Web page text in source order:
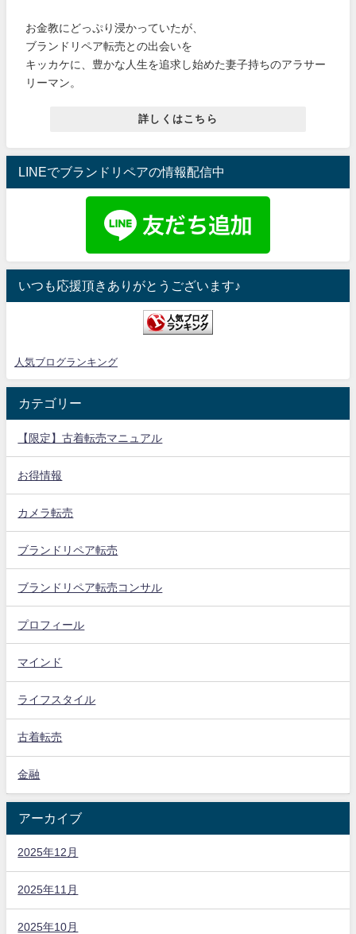
お金教にどっぷり浸かっていたが、
ブランドリペア転売との出会いを
キッカケに、豊かな人生を追求し始めた妻子持ちのアラサー
リーマン。
詳しくはこちら
LINEでブランドリペアの情報配信中
いつも応援頂きありがとうございます♪
人気ブログランキング
カテゴリー
【限定】古着転売マニュアル
お得情報
カメラ転売
ブランドリペア転売
ブランドリペア転売コンサル
プロフィール
マインド
ライフスタイル
古着転売
金融
アーカイブ
2025年12月
2025年11月
2025年10月